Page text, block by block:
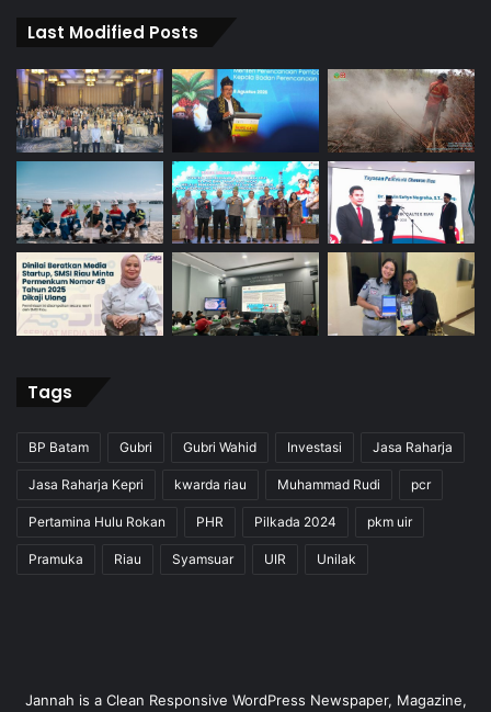
Last Modified Posts
Tags
BP Batam Gubri Gubri Wahid Investasi Jasa Raharja
Jasa Raharja Kepri kwarda riau Muhammad Rudi pcr
Pertamina Hulu Rokan PHR Pilkada 2024 pkm uir
Pramuka Riau Syamsuar UIR Unilak
Jannah is a Clean Responsive WordPress Newspaper, Magazine,